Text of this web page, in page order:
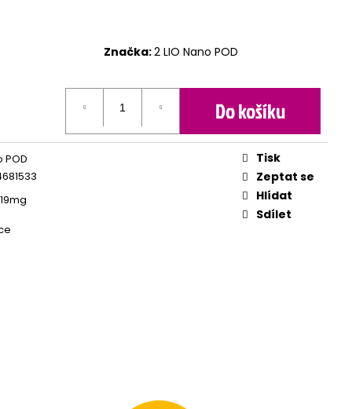
Značka:2 LIO Nano POD
Do košíku
POD
Tisk
Zeptat se
Hlídat
Sdílet